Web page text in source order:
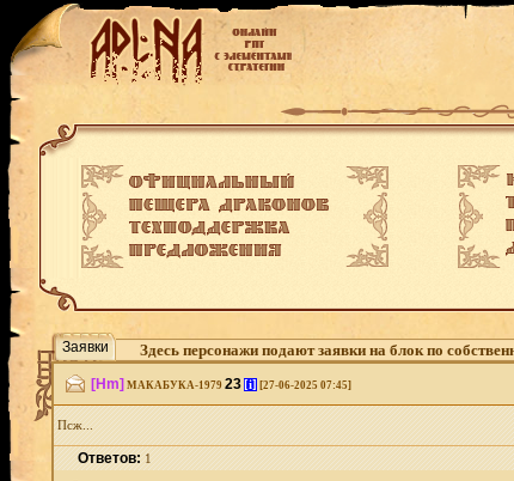
Заявки Здесь персонажи подают заявки на блок по
[Hm] МАКАБУКА-1979 23 [i] [27-06-2025 07:45]
Псж...
Ответов:1